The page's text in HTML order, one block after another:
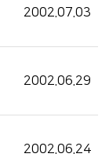
2002.07.03
2002.06.29
2002.06.24